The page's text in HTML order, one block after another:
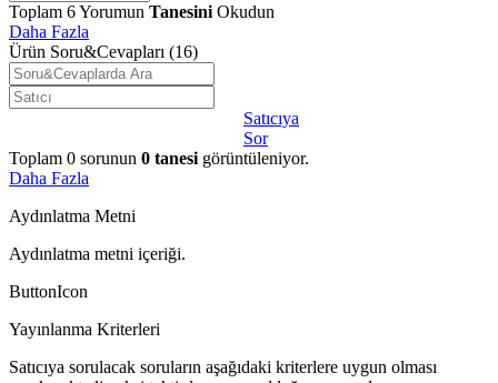
Toplam 6Yorumun Tanesini Okudun
Daha Fazla
Ürün Soru&Cevapları (16)
Satıcıya
Sor
Toplam 0 sorunun 0 tanesi görüntüleniyor.
Daha Fazla
Aydınlatma Metni
Aydınlatma metni içeriği.
ButtonIcon
Yayınlanma Kriterleri
Satıcıya sorulacak soruların aşağıdaki kriterlere uygun olması